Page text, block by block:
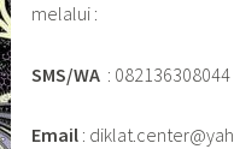
melalui :
SMS/WA : 082136308044
Email :